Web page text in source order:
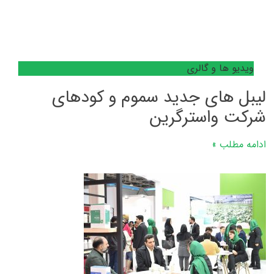
ویدیو ها و گالری
لیبل های جدید سموم و کودهای
شرکت واسترگرین
ادامه مطلب »